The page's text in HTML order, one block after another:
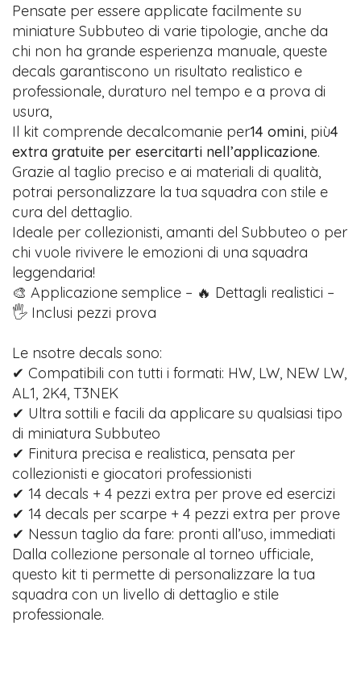
Pensate per essere applicate facilmente su
miniature Subbuteo di varie tipologie, anche da
chi non ha grande esperienza manuale, queste
decals garantiscono un risultato realistico e
professionale, duraturo nel tempo e a prova di
usura,
Il kit comprende decalcomanie per14 omini, più4
extra gratuite per esercitarti nell’applicazione.
Grazie al taglio preciso e ai materiali di qualità,
potrai personalizzare la tua squadra con stile e
cura del dettaglio.
Ideale per collezionisti, amanti del Subbuteo o per
chi vuole rivivere le emozioni di una squadra
leggendaria!
🎨 Applicazione semplice – 🔥 Dettagli realistici –
🖐️ Inclusi pezzi prova
Le nsotre decals sono:
✔ Compatibili con tutti i formati: HW, LW, NEW LW,
AL1, 2K4, T3NEK
✔ Ultra sottili e facili da applicare su qualsiasi tipo
di miniatura Subbuteo
✔ Finitura precisa e realistica, pensata per
collezionisti e giocatori professionisti
✔ 14 decals + 4 pezzi extra per prove ed esercizi
✔ 14 decals per scarpe + 4 pezzi extra per prove
✔ Nessun taglio da fare: pronti all’uso, immediati
Dalla collezione personale al torneo ufficiale,
questo kit ti permette di personalizzare la tua
squadra con un livello di dettaglio e stile
professionale.